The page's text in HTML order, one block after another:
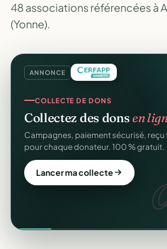
48 associations référencées à
(Yonne).
ANNONCE
COLLECTE DE DONS
Collectez des donsen
Campagnes, paiement sécurisé,
pour chaque donateur. 100 % gratuit.
Lancer ma collecte